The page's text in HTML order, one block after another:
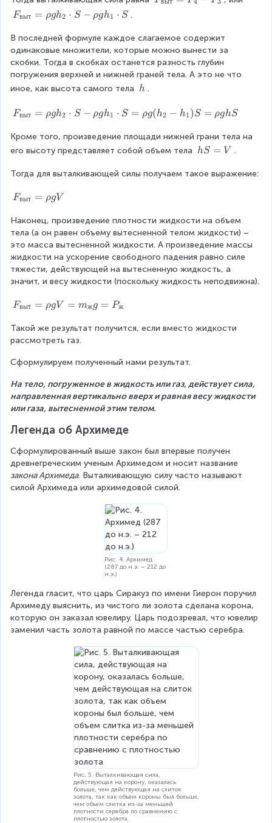
p
\
d
o
t
S
r
o
g
h
в
ы
т
}
_
4
-
F
_
3
F
{
в
ы
т
}
\
h
o
h
2
c
d
o
t
S
-
r
o
g
_
1
\
c
o
S
Fвыт = ρgh2 ⋅ S − ρgh1 ⋅ S .
В последней формуле каждое слагаемое содержит
одинаковые множители, которые можно вынести за
скобки. Тогда в скобках останется разность глубин
погружения верхней и нижней граней тела. А это не что
иное, как высота самого тела \
h
h .
F
{
\
e
t
в
ы
т
}
}
=
r
o
g
h
_
2
\
c
o
S
-
\
r
c
d
o
t
S
Fвыт = ρgh2 ⋅ S − ρgh1 ⋅ S = ρg(h2 − h1 )S = ρghS
Кроме того, произведение площади нижней грани тела на
его высоту представляет собой объем тела h
=
hS = V .
Тогда для выталкивающей силы получаем такое выражение:
F
{
в
ы
т
}
=
r
o
g
Fвыт = ρgV
Наконец, произведение плотности жидкости на объем
тела (а он равен объему вытесненной телом жидкости) –
это масса вытесненной жидкости. А произведение массы
жидкости на ускорение свободного падения равно силе
тяжести, действующей на вытесненную жидкость, а
значит, и весу жидкости (поскольку жидкость неподвижна).
F
{
в
т
=
\
r
h
g
V
=
m
{
ж
}
Fвыт = ρgV = mжg = Pж
Такой же результат получится, если вместо жидкости
рассмотреть газ.
Сформулируем полученный нами результат.
На тело, погруженное в жидкость или газ, действует сила,
направленная вертикально вверх и равная весу жидкости
или газа, вытесненной этим телом.
Легенда об Архимеде
Сформулированный выше закон был впервые получен
древнегреческим ученым Архимедом и носит название
закона Архимеда. Выталкивающую силу часто называют
силой Архимеда или архимедовой силой.
Рис. 4. Архимед
(287 до н.э. – 212 до
н.э.)
Легенда гласит, что царь Сиракуз по имени Гиерон поручил
Архимеду выяснить, из чистого ли золота сделана корона,
которую он заказал ювелиру. Царь подозревал, что ювелир
заменил часть золота равной по массе частью серебра.
Рис. 5. Выталкивающая сила,
действующая на корону, оказалась
больше, чем действующая на слиток
золота, так как объем короны был больше,
чем объем слитка из-за меньшей
плотности серебра по сравнению с
плотностью золота